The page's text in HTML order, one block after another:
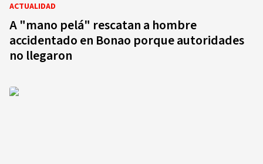
ACTUALIDAD
A "mano pelá" rescatan a hombre
accidentado en Bonao porque autoridades
no llegaron